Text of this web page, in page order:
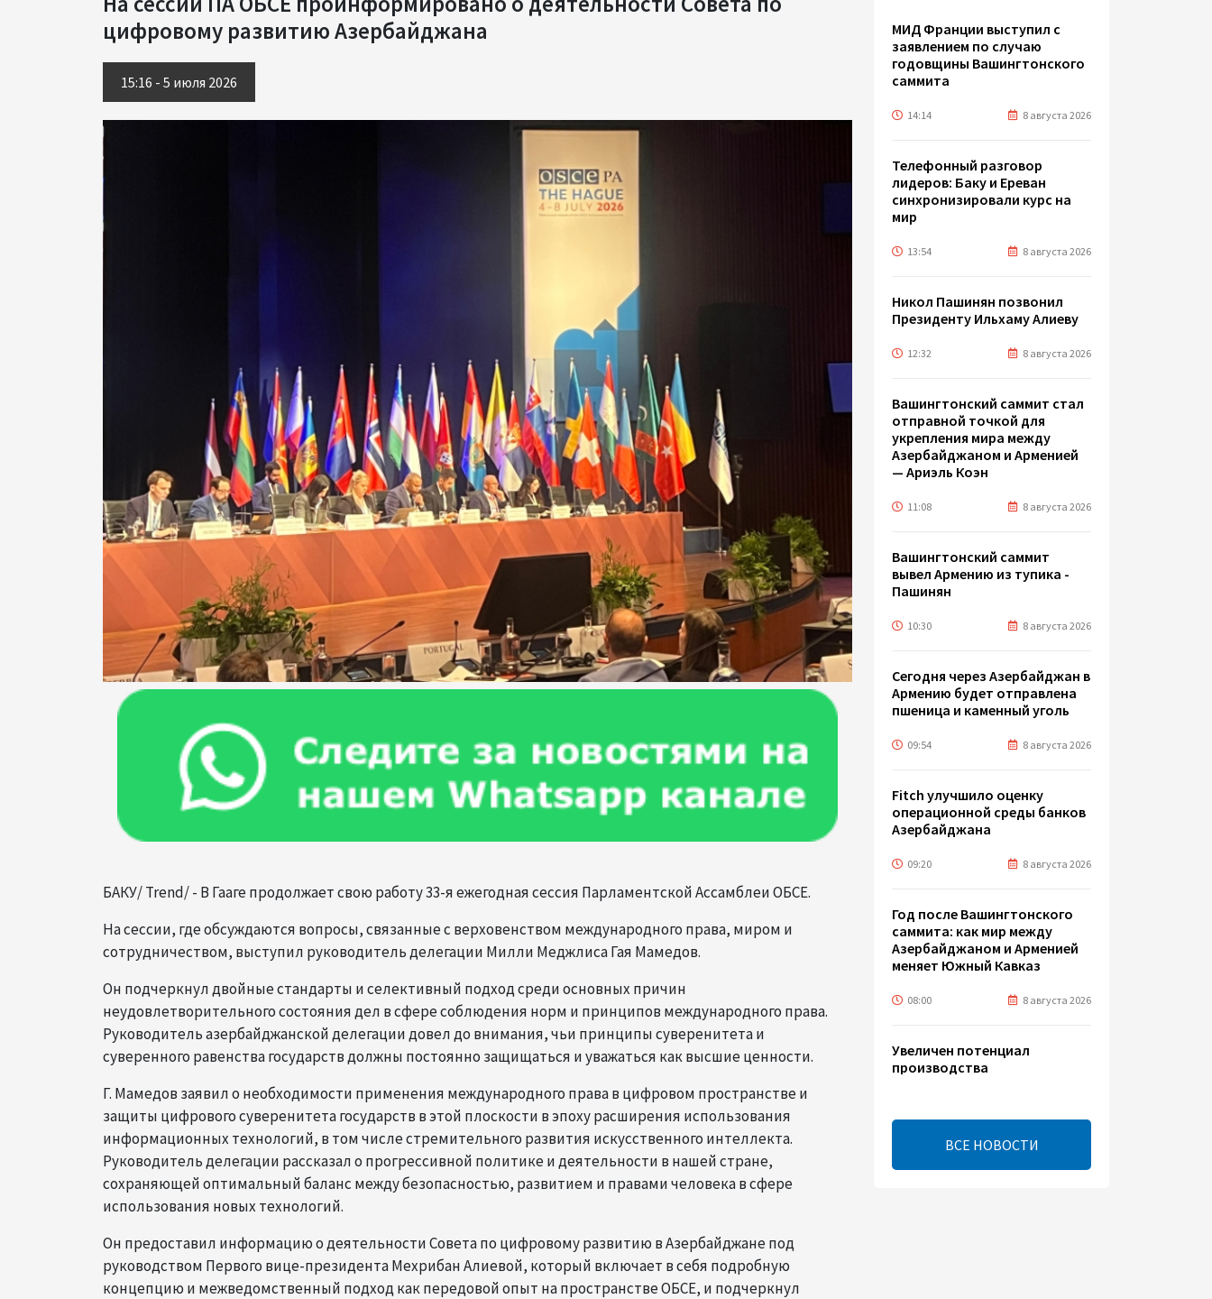
цифровому развитию Азербайджана
15:16 - 5 июля 2026
БАКУ/ Trend/ - В Гааге продолжает свою работу 33-я ежегодная сессия Парламентской Ассамблеи ОБСЕ.
На сессии, где обсуждаются вопросы, связанные с верховенством международного права, миром и
сотрудничеством, выступил руководитель делегации Милли Меджлиса Гая Мамедов.
Он подчеркнул двойные стандарты и селективный подход среди основных причин
неудовлетворительного состояния дел в сфере соблюдения норм и принципов международного права.
Руководитель азербайджанской делегации довел до внимания, чьи принципы суверенитета и
суверенного равенства государств должны постоянно защищаться и уважаться как высшие ценности.
Г. Мамедов заявил о необходимости применения международного права в цифровом пространстве и
защиты цифрового суверенитета государств в этой плоскости в эпоху расширения использования
информационных технологий, в том числе стремительного развития искусственного интеллекта.
Руководитель делегации рассказал о прогрессивной политике и деятельности в нашей стране,
сохраняющей оптимальный баланс между безопасностью, развитием и правами человека в сфере
использования новых технологий.
Он предоставил информацию о деятельности Совета по цифровому развитию в Азербайджане под
руководством Первого вице-президента Мехрибан Алиевой, который включает в себя подробную
концепцию и межведомственный подход как передовой опыт на пространстве ОБСЕ, и подчеркнул
МИД Франции выступил с
заявлением по случаю
годовщины Вашингтонского
саммита
14:14 8 августа 2026
Телефонный разговор
лидеров: Баку и Ереван
синхронизировали курс на
мир
13:54 8 августа 2026
Никол Пашинян позвонил
Президенту Ильхаму Алиеву
12:32 8 августа 2026
Вашингтонский саммит стал
отправной точкой для
укрепления мира между
Азербайджаном и Арменией
— Ариэль Коэн
11:08 8 августа 2026
Вашингтонский саммит
вывел Армению из тупика -
Пашинян
10:30 8 августа 2026
Сегодня через Азербайджан в
Армению будет отправлена
пшеница и каменный уголь
09:54 8 августа 2026
Fitch улучшило оценку
операционной среды банков
Азербайджана
09:20 8 августа 2026
Год после Вашингтонского
саммита: как мир между
Азербайджаном и Арменией
меняет Южный Кавказ
08:00 8 августа 2026
Увеличен потенциал
производства
ВСЕ НОВОСТИ